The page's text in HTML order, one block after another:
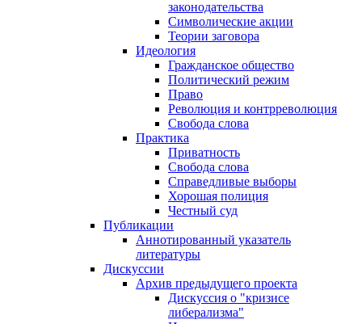
законодательства
Символические акции
Теории заговора
Идеология
Гражданское общество
Политический режим
Право
Революция и контрреволюция
Свобода слова
Практика
Приватность
Свобода слова
Справедливые выборы
Хорошая полиция
Честный суд
Публикации
Аннотированный указатель
литературы
Дискуссии
Архив предыдущего проекта
Дискуссия о "кризисе
либерализма"